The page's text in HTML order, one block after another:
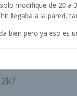
modifique de 20 a
llegaba a la pared,
bien pero ya eso es